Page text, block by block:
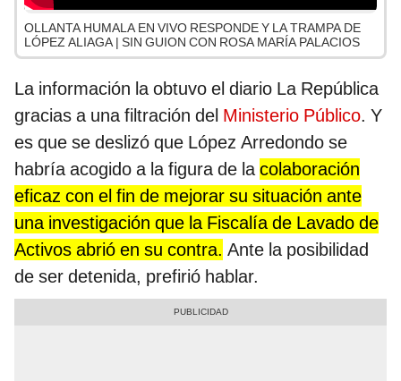
OLLANTA HUMALA EN VIVO RESPONDE Y LA TRAMPA DE
LÓPEZ ALIAGA | SIN GUION CON ROSA MARÍA PALACIOS
La información la obtuvo el diario La República
gracias a una filtración del Ministerio Público. Y
es que se deslizó que López Arredondo se
habría acogido a la figura de lacolaboración
eficaz con el fin de mejorar su situación ante
una investigación que la Fiscalía de Lavado de
Activos abrió en su contra. Ante la posibilidad
de ser detenida, prefirió hablar.